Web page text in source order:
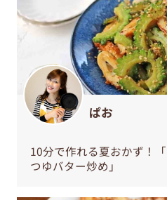
ぱお
10分で作れる夏おかず！
つゆバター炒め」